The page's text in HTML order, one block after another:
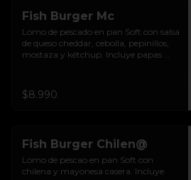
Fish Burger Mc
Lomo de pescado en pan Soft con salsa
de queso cheddar, cebolla, pepinillos,
mostaza y kétchup. Incluye papas
$8.990
Fish Burger Chilen@
Lomo de pescao en pan Soft con
chilena y mayonesa casera. Incluye